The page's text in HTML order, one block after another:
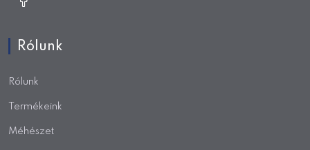
Rólunk
Rólunk
Termékeink
Méhészet